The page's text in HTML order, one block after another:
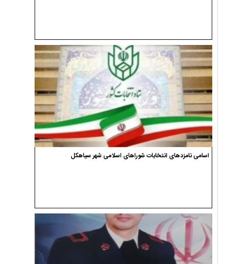
اسامی نامزدهای انتخابات شوراهای اسلامی شهر سیاهکل